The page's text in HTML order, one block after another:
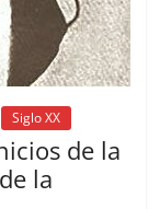
Siglo XX
de la
la